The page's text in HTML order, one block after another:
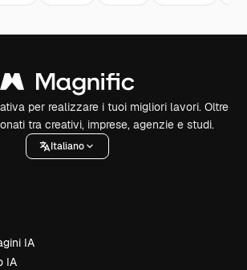
per realizzare i tuoi migliori lavori. Oltre
tra creativi, imprese, agenzie e studi.
Italiano
IA
IA